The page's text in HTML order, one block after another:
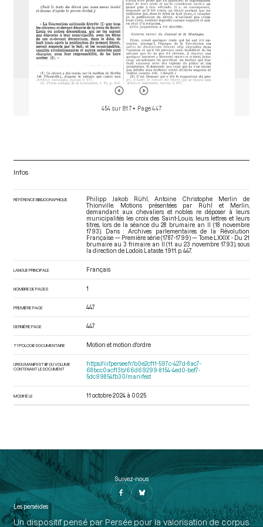
454 sur 817 • Page 447
Infos
RÉFÉRENCE BIBLIOGRAPHIQUE
Philipp Jakob Rühl, Antoine Christophe Merlin de
Thionville. Motions présentées par Rühl et Merlin,
demandant aux chevaliers et nobles re déposer à leurs
municipalités les croix des Saint-Louis, leurs lettres et leurs
titres, lors de la séance du 28 brumaire an II (18 novembre
1793). Dans : Archives parlementaires de la Révolution
Française — Première série (1787-1799) — Tome LXXIX - Du 21
brumaire au 3 frimaire an II (11 au 23 novembre 1793), sous
la direction de Lodoïs Lataste. 1911. p. 447.
LANGUE PRINCIPALE Français
NOMBRE DE PAGES 1
PREMIÈRE PAGE 447
DERNIÈRE PAGE 447
TYPOLOGIE DOCUMENTAIRE Motion et motion d'ordre
URI DU MANIFEST IIIF DU VOLUME
CONTENANT LE DOCUMENT
https://iiif.persee.fr/b0e2cf11-597c-427d-8ac7-
68bcc0acf13b/66d69299-8154-4ed0-bef7-
5dc99854fb30/manifest
MODIFIÉ LE 11 octobre 2024 à 00:25
Suivez-nous
Les perséides
Un dispositif pensé par Persée pour la valorisation de corpus